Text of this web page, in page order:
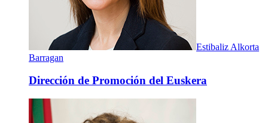
Estibaliz Alkorta
Barragan
Dirección de Promoción del Euskera